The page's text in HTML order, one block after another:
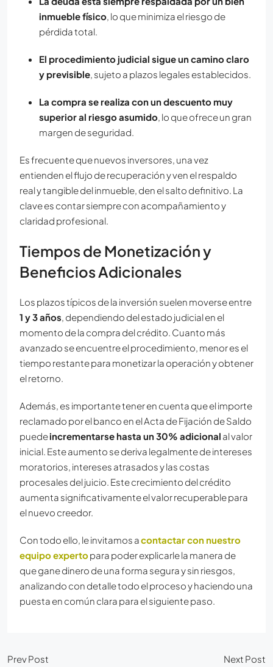
inmueble físico, lo que minimiza el riesgo de
pérdida total.
El procedimiento judicial sigue un camino claro
y previsible, sujeto a plazos legales establecidos.
La compra se realiza con un descuento muy
superior al riesgo asumido, lo que ofrece un gran
margen de seguridad.
Es frecuente que nuevos inversores, una vez
entienden el flujo de recuperación y ven el respaldo
real y tangible del inmueble, den el salto definitivo. La
clave es contar siempre con acompañamiento y
claridad profesional.
Tiempos de Monetización y
Beneficios Adicionales
Los plazos típicos de la inversión suelen moverse entre
1 y 3 años, dependiendo del estado judicial en el
momento de la compra del crédito. Cuanto más
avanzado se encuentre el procedimiento, menor es el
tiempo restante para monetizar la operación y obtener
el retorno.
Además, es importante tener en cuenta que el importe
reclamado por el banco en el Acta de Fijación de Saldo
puedeincrementarse hasta un 30% adicional al valor
inicial. Este aumento se deriva legalmente de intereses
moratorios, intereses atrasados y las costas
procesales del juicio. Este crecimiento del crédito
aumenta significativamente el valor recuperable para
el nuevo creedor.
Con todo ello, le invitamos acontactar con nuestro
equipo expertopara poder explicarle la manera de
que gane dinero de una forma segura y sin riesgos,
analizando con detalle todo el proceso y haciendo una
puesta en común clara para el siguiente paso.
Prev Post
Next Post